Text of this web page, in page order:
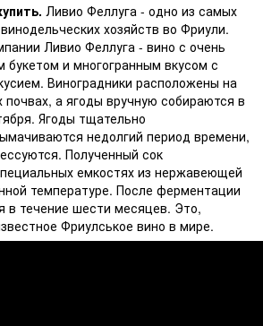
Ливио Феллуга - одно из самых
хозяйств во Фриули.
Ливио Феллуга - вино с очень
и многогранным вкусом с
Виноградники расположены на
почвах, а ягоды вручную собираются в
Ягоды тщательно
недолгий период времени,
Полученный сок
емкостях из нержавеющей
температуре. После ферментации
в течение шести месяцев. Это,
Фриулськое вино в мире.